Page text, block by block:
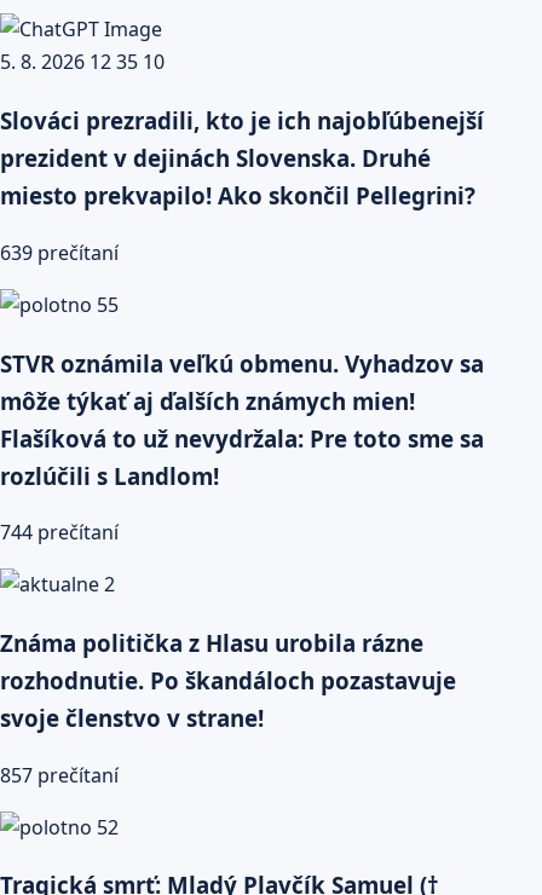
Slováci prezradili, kto je ich najobľúbenejší
prezident v dejinách Slovenska. Druhé
miesto prekvapilo! Ako skončil Pellegrini?
639 prečítaní
STVR oznámila veľkú obmenu. Vyhadzov sa
môže týkať aj ďalších známych mien!
Flašíková to už nevydržala: Pre toto sme sa
rozlúčili s Landlom!
744 prečítaní
Známa politička z Hlasu urobila rázne
rozhodnutie. Po škandáloch pozastavuje
svoje členstvo v strane!
857 prečítaní
Tragická smrť: Mladý Plavčík Samuel (†